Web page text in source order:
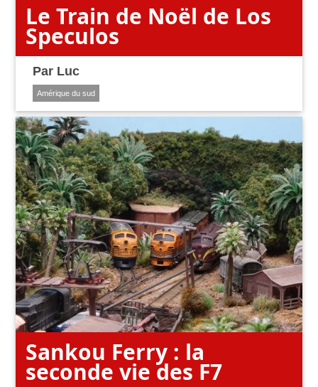
Le Train de Noël de Los
Speculos
Par Luc
Amérique du sud
Sankou Ferry : la
seconde vie des F7